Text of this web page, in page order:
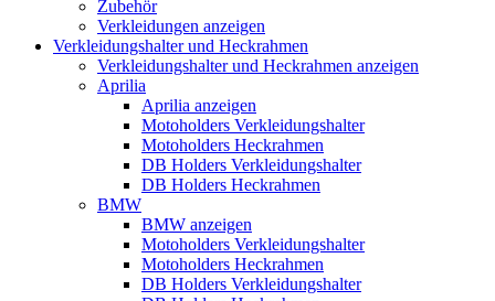
Zubehör
Verkleidungen anzeigen
Verkleidungshalter und Heckrahmen
Verkleidungshalter und Heckrahmen anzeigen
Aprilia
Aprilia anzeigen
Motoholders Verkleidungshalter
Motoholders Heckrahmen
DB Holders Verkleidungshalter
DB Holders Heckrahmen
BMW
BMW anzeigen
Motoholders Verkleidungshalter
Motoholders Heckrahmen
DB Holders Verkleidungshalter